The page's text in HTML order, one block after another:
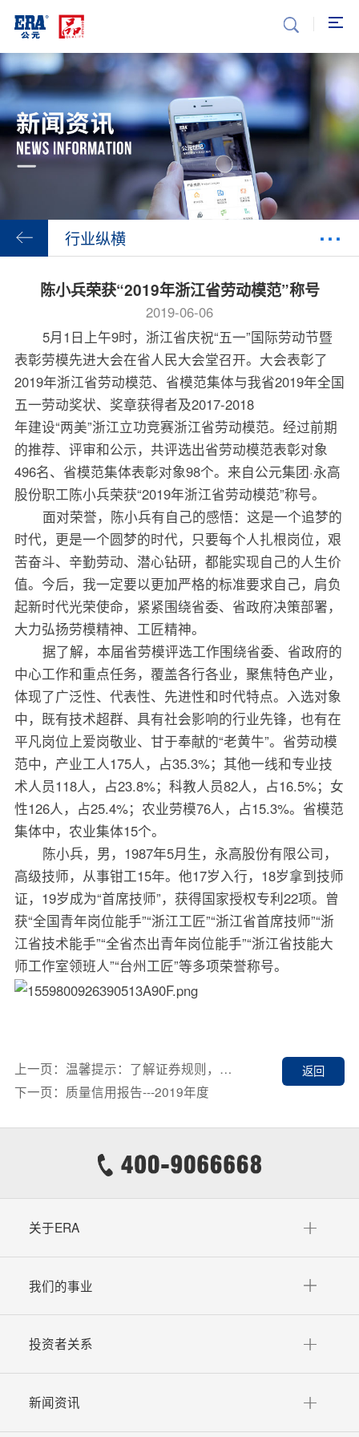
行业纵横 ...
陈小兵荣获“2019年浙江省劳动模范”称号
2019-06-06
5月1日上午9时，浙江省庆祝“五一”国际劳动节暨
表彰劳模先进大会在省人民大会堂召开。大会表彰了
2019年浙江省劳动模范、省模范集体与我省2019年全国
五一劳动奖状、奖章获得者及2017-2018
年建设“两美”浙江立功竞赛浙江省劳动模范。经过前期
的推荐、评审和公示，共评选出省劳动模范表彰对象
496名、省模范集体表彰对象98个。来自公元集团·永高
股份职工陈小兵荣获“2019年浙江省劳动模范”称号。
面对荣誉，陈小兵有自己的感悟：这是一个追梦的
时代，更是一个圆梦的时代，只要每个人扎根岗位，艰
苦奋斗、辛勤劳动、潜心钻研，都能实现自己的人生价
值。今后，我一定要以更加严格的标准要求自己，肩负
起新时代光荣使命，紧紧围绕省委、省政府决策部署，
大力弘扬劳模精神、工匠精神。
据了解，本届省劳模评选工作围绕省委、省政府的
中心工作和重点任务，覆盖各行各业，聚焦特色产业，
体现了广泛性、代表性、先进性和时代特点。入选对象
中，既有技术超群、具有社会影响的行业先锋，也有在
平凡岗位上爱岗敬业、甘于奉献的“老黄牛”。省劳动模
范中，产业工人175人，占35.3%；其他一线和专业技
术人员118人，占23.8%；科教人员82人，占16.5%；女
性126人，占25.4%；农业劳模76人，占15.3%。省模范
集体中，农业集体15个。
陈小兵，男，1987年5月生，永高股份有限公司，
高级技师，从事钳工15年。他17岁入行，18岁拿到技师
证，19岁成为“首席技师”，获得国家授权专利22项。曾
获“全国青年岗位能手”“浙江工匠”“浙江省首席技师”“浙
江省技术能手”“全省杰出青年岗位能手”“浙江省技能大
师工作室领班人”“台州工匠”等多项荣誉称号。
上一页：温馨提示：了解证券规则，…
下一页：质量信用报告---2019年度
返回
关于ERA
我们的事业
投资者关系
新闻资讯